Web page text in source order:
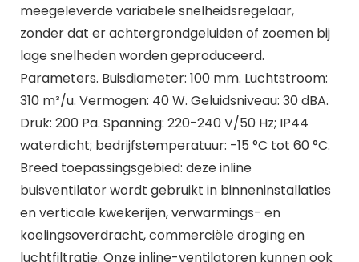
meegeleverde variabele snelheidsregelaar,
zonder dat er achtergrondgeluiden of zoemen bij
lage snelheden worden geproduceerd.
Parameters. Buisdiameter: 100 mm. Luchtstroom:
310 m³/u. Vermogen: 40 W. Geluidsniveau: 30 dBA.
Druk: 200 Pa. Spanning: 220-240 V/50 Hz; IP44
waterdicht; bedrijfstemperatuur: -15 °C tot 60 °C.
Breed toepassingsgebied: deze inline
buisventilator wordt gebruikt in binneninstallaties
en verticale kwekerijen, verwarmings- en
koelingsoverdracht, commerciële droging en
luchtfiltratie. Onze inline-ventilatoren kunnen ook